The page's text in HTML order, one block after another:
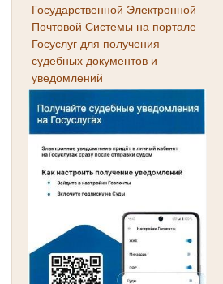
Государственной Электронной
Почтовой Системы на портале
Госуслуг для получения
судебных документов и
уведомлений